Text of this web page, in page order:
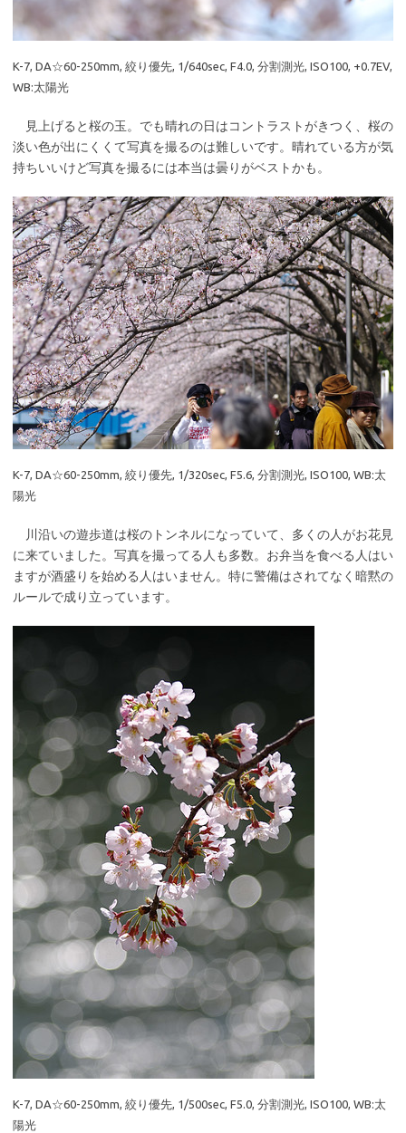
K-7, DA☆60-250mm, 絞り優先, 1/640sec, F4.0, 分割測光, ISO100, +0.7EV,
WB:太陽光
見上げると桜の玉。でも晴れの日はコントラストがきつく、桜の
淡い色が出にくくて写真を撮るのは難しいです。晴れている方が気
持ちいいけど写真を撮るには本当は曇りがベストかも。
K-7, DA☆60-250mm, 絞り優先, 1/320sec, F5.6, 分割測光, ISO100, WB:太
陽光
川沿いの遊歩道は桜のトンネルになっていて、多くの人がお花見
に来ていました。写真を撮ってる人も多数。お弁当を食べる人はい
ますが酒盛りを始める人はいません。特に警備はされてなく暗黙の
ルールで成り立っています。
K-7, DA☆60-250mm, 絞り優先, 1/500sec, F5.0, 分割測光, ISO100, WB:太
陽光